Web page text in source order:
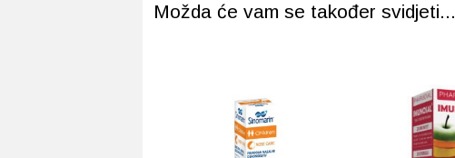
Možda će vam se također svidjeti...